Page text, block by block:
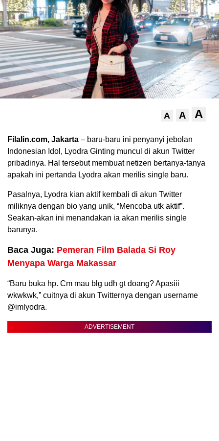
A A A
Filalin.com, Jakarta – baru-baru ini penyanyi jebolan
Indonesian Idol, Lyodra Ginting muncul di akun Twitter
pribadinya. Hal tersebut membuat netizen bertanya-tanya
apakah ini pertanda Lyodra akan merilis single baru.
Pasalnya, Lyodra kian aktif kembali di akun Twitter
miliknya dengan bio yang unik, “Mencoba utk aktif”.
Seakan-akan ini menandakan ia akan merilis single
barunya.
Baca Juga: Pemeran Film Balada Si Roy
Menyapa Warga Makassar
“Baru buka hp. Cm mau blg udh gt doang? Apasiii
wkwkwk,” cuitnya di akun Twitternya dengan username
@imlyodra.
ADVERTISEMENT